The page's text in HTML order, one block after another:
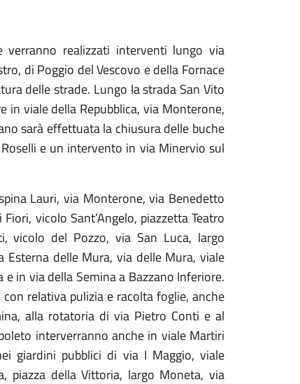
verranno realizzati interventi lungo via
di Poggio del Vescovo e della Fornace
delle strade. Lungo la strada San Vito
in viale della Repubblica, via Monterone,
sarà effettuata la chiusura delle buche
e un intervento in via Minervio sul
Lauri, via Monterone, via Benedetto
vicolo Sant’Angelo, piazzetta Teatro
vicolo del Pozzo, via San Luca, largo
Esterna delle Mura, via delle Mura, viale
e in via della Semina a Bazzano Inferiore.
relativa pulizia e racolta foglie, anche
alla rotatoria di via Pietro Conti e al
interverranno anche in viale Martiri
giardini pubblici di via I Maggio, viale
piazza della Vittoria, largo Moneta, via